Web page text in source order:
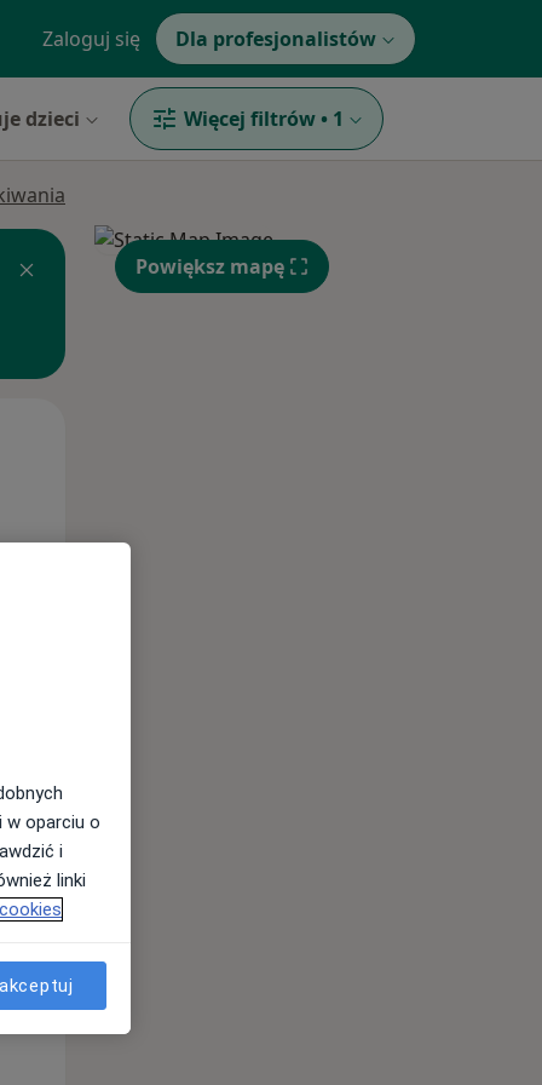
Zaloguj się Dla profesjonalistów
dzieci Więcej filtrów • 1
Pon,
10 Sie
Powiększ mapę
w oparciu o
i
linki